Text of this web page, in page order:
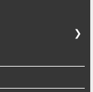
❯